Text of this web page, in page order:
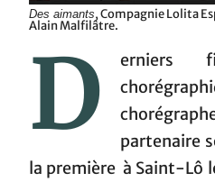
Des aimants, Compagnie Lolita
Alain Malfilâtre.
D
erniers
partenaire
la première à Saint-Lô